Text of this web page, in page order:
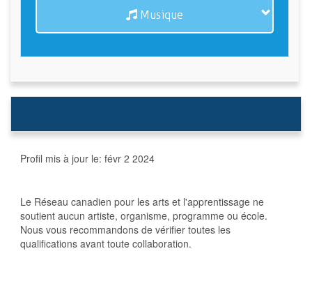
Musique
Profil mis à jour le: févr 2 2024
Le Réseau canadien pour les arts et l'apprentissage ne
soutient aucun artiste, organisme, programme ou école.
Nous vous recommandons de vérifier toutes les
qualifications avant toute collaboration.